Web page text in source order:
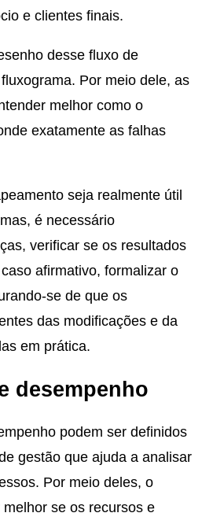
e clientes finais.
desse fluxo de
Por meio dele, as
melhor como o
exatamente as falhas
seja realmente útil
é necessário
verificar se os resultados
afirmativo, formalizar o
se de que os
das modificações e da
em prática.
desempenho
podem ser definidos
gestão que ajuda a analisar
Por meio deles, o
se os recursos e